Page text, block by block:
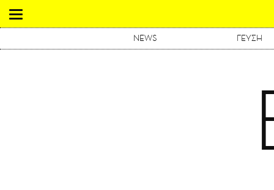
NEWS ΓΕΥΣΗ